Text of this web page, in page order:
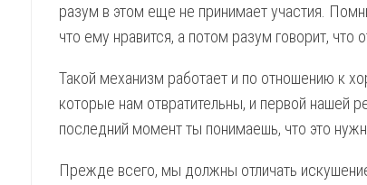
разум в этом еще не принимает участия.
что ему нравится, а потом разум говорит, что
Такой механизм работает и по отношению к
которые нам отвратительны, и первой нашей
последний момент ты понимаешь, что это
Прежде всего, мы должны отличать